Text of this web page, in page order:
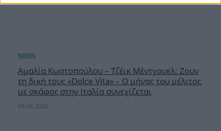
Αμαλία Κωστοπούλου – Τζέικ Μέντγουελ: Ζουν
τη δική τους «Dolce Vita» – Ο μήνας του μέλιτος
με σκάφος στην Ιταλία συνεχίζεται
09.08.2026